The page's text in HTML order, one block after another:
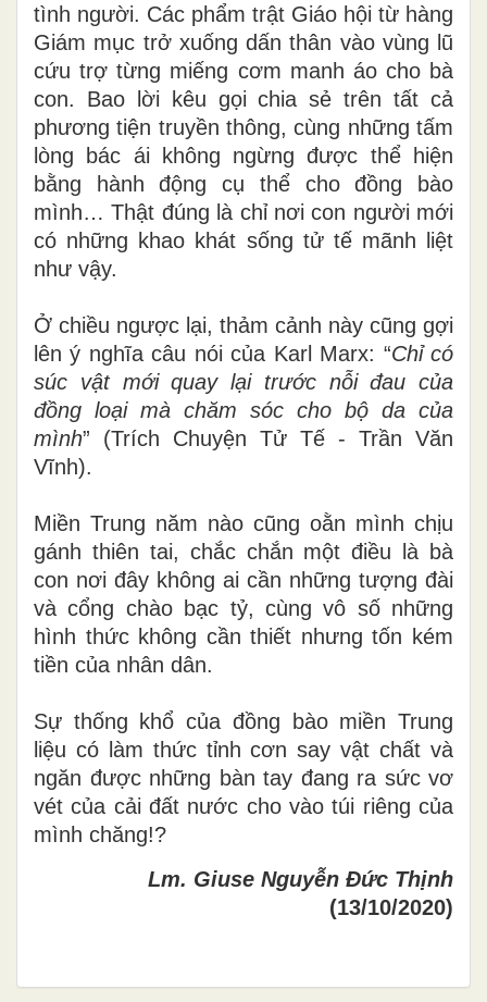
tình người. Các phẩm trật Giáo hội từ hàng
Giám mục trở xuống dấn thân vào vùng lũ
cứu trợ từng miếng cơm manh áo cho bà
con. Bao lời kêu gọi chia sẻ trên tất cả
phương tiện truyền thông, cùng những tấm
lòng bác ái không ngừng được thể hiện
bằng hành động cụ thể cho đồng bào
mình… Thật đúng là chỉ nơi con người mới
có những khao khát sống tử tế mãnh liệt
như vậy.
Ở chiều ngược lại, thảm cảnh này cũng gợi
lên ý nghĩa câu nói của Karl Marx: “Chỉ có
súc vật mới quay lại trước nỗi đau của
đồng loại mà chăm sóc cho bộ da của
mình” (Trích Chuyện Tử Tế - Trần Văn
Vĩnh).
Miền Trung năm nào cũng oằn mình chịu
gánh thiên tai, chắc chắn một điều là bà
con nơi đây không ai cần những tượng đài
và cổng chào bạc tỷ, cùng vô số những
hình thức không cần thiết nhưng tốn kém
tiền của nhân dân.
Sự thống khổ của đồng bào miền Trung
liệu có làm thức tỉnh cơn say vật chất và
ngăn được những bàn tay đang ra sức vơ
vét của cải đất nước cho vào túi riêng của
mình chăng!?
Lm. Giuse Nguyễn Đức Thịnh
(13/10/2020)